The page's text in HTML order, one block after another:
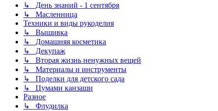
↳ День знаний - 1 сентября
↳ Масленница
Техники и виды рукоделия
↳ Вышивка
↳ Домашняя косметика
↳ Декупаж
↳ Вторая жизнь ненужных вещей
↳ Материалы и инструменты
↳ Поделки для детского сада
↳ Цумами канзаши
Разное
↳ Флудилка